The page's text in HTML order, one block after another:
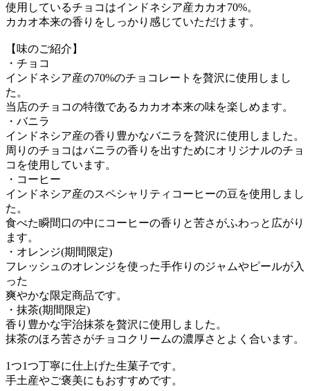
使用しているチョコはインドネシア産カカオ70%。
カカオ本来の香りをしっかり感じていただけます。
【味のご紹介】
・チョコ
インドネシア産の70%のチョコレートを贅沢に使用しまし
た。
当店のチョコの特徴であるカカオ本来の味を楽しめます。
・バニラ
インドネシア産の香り豊かなバニラを贅沢に使用しました。
周りのチョコはバニラの香りを出すためにオリジナルのチョ
コを使用しています。
・コーヒー
インドネシア産のスペシャリティコーヒーの豆を使用しまし
た。
食べた瞬間口の中にコーヒーの香りと苦さがふわっと広がり
ます。
・オレンジ(期間限定)
フレッシュのオレンジを使った手作りのジャムやピールが入
った
爽やかな限定商品です。
・抹茶(期間限定)
香り豊かな宇治抹茶を贅沢に使用しました。
抹茶のほろ苦さがチョコクリームの濃厚さとよく合います。
1つ1つ丁寧に仕上げた生菓子です。
手土産やご褒美にもおすすめです。